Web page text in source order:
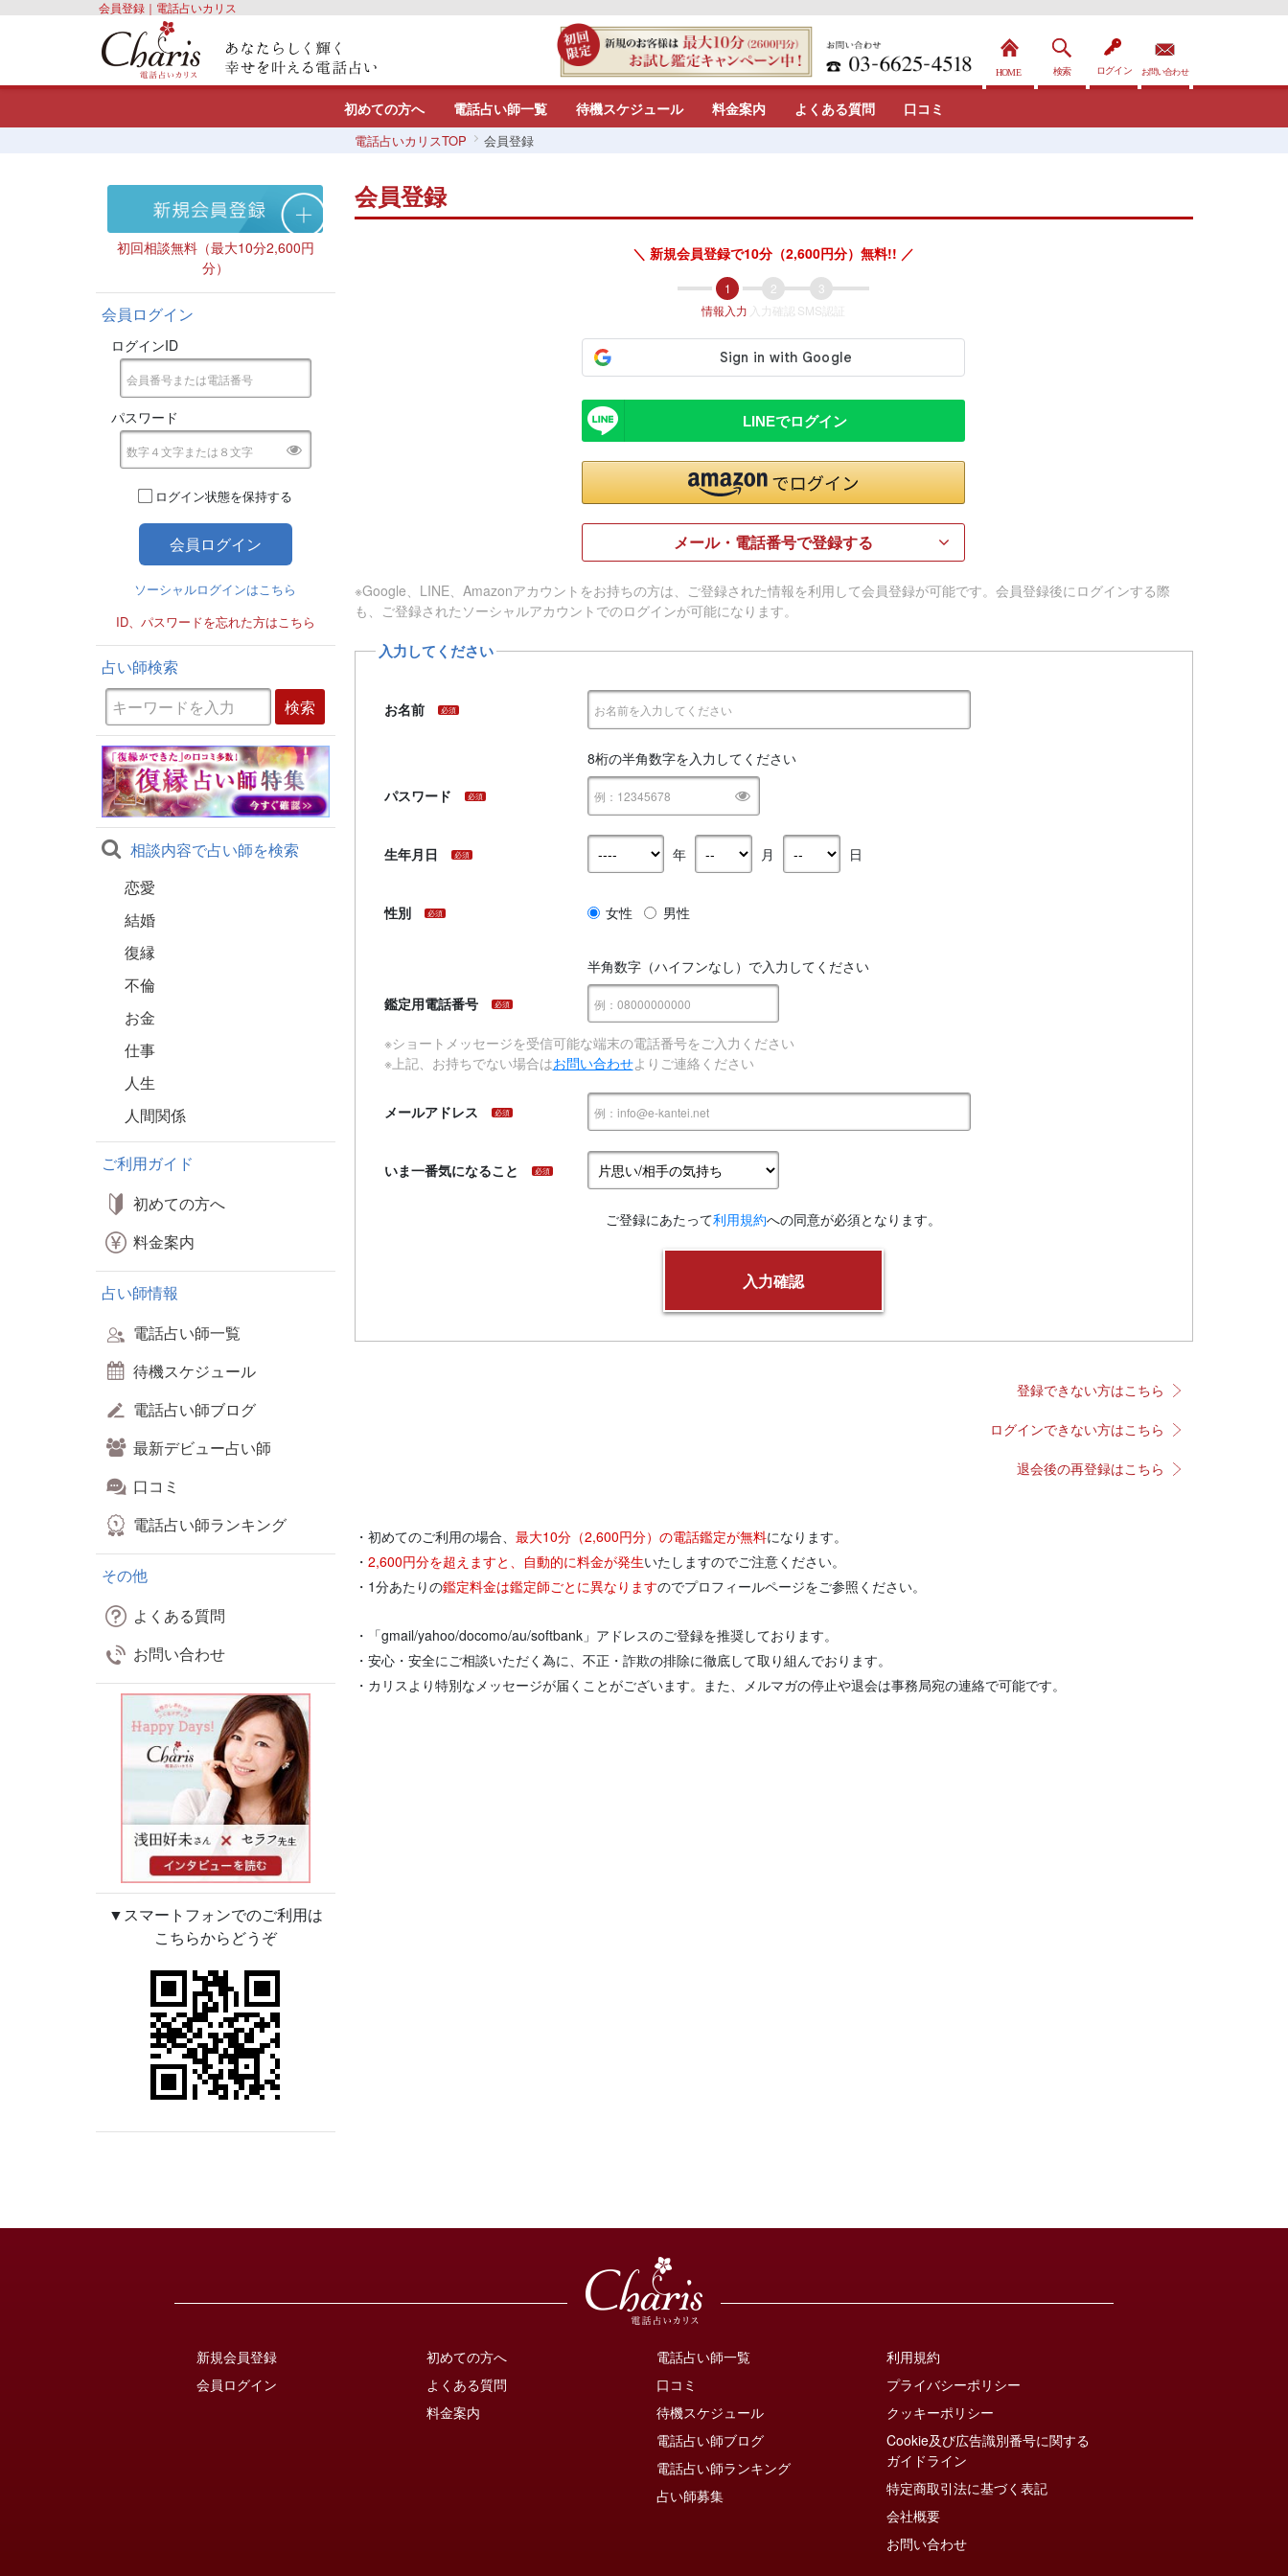
会員登録｜電話占いカリス
初めての方へ 電話占い師一覧 待機スケジュール 料金案内 よくある質問 口コミ
電話占いカリスTOP 会員登録
初回相談無料（最大10分2,600円
分）
会員ログイン
ログインID
パスワード
ログイン状態を保持する
ソーシャルログインはこちら
ID、パスワードを忘れた方はこちら
占い師検索
相談内容で占い師を検索
恋愛
結婚
復縁
不倫
お金
仕事
人生
人間関係
ご利用ガイド
初めての方へ
料金案内
占い師情報
電話占い師一覧
待機スケジュール
電話占い師ブログ
最新デビュー占い師
口コミ
電話占い師ランキング
その他
よくある質問
お問い合わせ
▼スマートフォンでのご利用は
こちらからどうぞ
会員登録
＼ 新規会員登録で10分（2,600円分）無料!! ／
情報入力 入力確認 SMS認証
LINEでログイン
メール・電話番号で登録する
※Google、LINE、Amazonアカウントをお持ちの方は、ご登録された情報を利用して会員登録が可能です。会員登録後にログインする際
も、ご登録されたソーシャルアカウントでのログインが可能になります。
入力してください
お名前 必須
パスワード 必須
8桁の半角数字を入力してください
生年月日 必須 年 月 日
性別 必須 女性 男性
鑑定用電話番号 必須
半角数字（ハイフンなし）で入力してください
※ショートメッセージを受信可能な端末の電話番号をご入力ください
※上記、お持ちでない場合はお問い合わせよりご連絡ください
メールアドレス 必須
いま一番気になること 必須
ご登録にあたって利用規約への同意が必須となります。
登録できない方はこちら
ログインできない方はこちら
退会後の再登録はこちら
・初めてのご利用の場合、 最大10分（2,600円分）の電話鑑定が無料になります。
・ 2,600円分を超えますと、自動的に料金が発生いたしますのでご注意ください。
・1分あたりの鑑定料金は鑑定師ごとに異なりますのでプロフィールページをご参照ください。
・「gmail/yahoo/docomo/au/softbank」アドレスのご登録を推奨しております。
・安心・安全にご相談いただく為に、不正・詐欺の排除に徹底して取り組んでおります。
・カリスより特別なメッセージが届くことがございます。また、メルマガの停止や退会は事務局宛の連絡で可能です。
新規会員登録
会員ログイン
初めての方へ
よくある質問
料金案内
電話占い師一覧
口コミ
待機スケジュール
電話占い師ブログ
電話占い師ランキング
占い師募集
利用規約
プライバシーポリシー
クッキーポリシー
Cookie及び広告識別番号に関する
ガイドライン
特定商取引法に基づく表記
会社概要
お問い合わせ